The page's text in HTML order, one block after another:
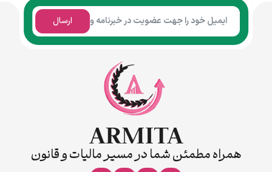
همراه مطمئن شما در مسیر مالیات و قانون
ارسال